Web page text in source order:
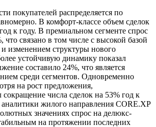
покупателей распределяется по
В комфорт-классе объем сделок
к году. В премиальном сегменте спрос
связано в том числе с высокой базой
изменением структуры нового
устойчивую динамику показал
составило 24%, что является
среди сегментов. Одновременно
на рост предложения,
числа сделок на 53% год к
жилого направления CORE.XP
значениях спрос на делюкс-
на протяжении последних